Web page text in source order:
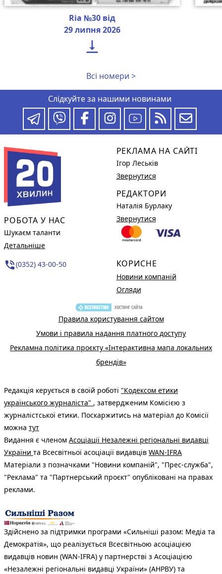
Ria №30 від
29 липня 2026

Всі номери >
Слідкуйте за нашими новинами
РОБОТА У НАС
Шукаєм таланти
Детальніше
phone_in_talk(0352) 43-00-50
РЕКЛАМА НА САЙТІ
Ігор Леськів
Звернутися
РЕДАКТОРИ
Наталія Бурлаку
Звернутися
КОРИСНЕ
Новини компаній
Огляди
Правила користування сайтом
Умови і правила надання платного доступу
Рекламна політика проєкту «Інтерактивна мапа локальних
брендів»
Редакція керується в своїй роботі "Кодексом етики
українського журналіста" , затвердженим Комісією з
журналістської етики. Поскаржитись на матеріал до Комісії
можна тут
Видання є членом Асоціації Незалежні регіональні видавці
України та Всесвітньої асоціації видавців WAN-IFRA
Матеріали з позначками "Новини компаній", "Прес-служба",
"Реклама" та "Партнерський проєкт" опубліковані на правах
реклами.
Здійснено за підтримки програми «Сильніші разом: Медіа та
Демократія», що реалізується Всесвітньою асоціацією
видавців новин (WAN-IFRA) у партнерстві з Асоціацією
«Незалежні регіональні видавці України» (АНРВУ) та